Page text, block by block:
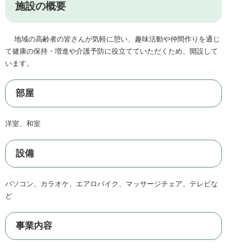
施設の概要
地域の高齢者の皆さんが気軽に憩い、趣味活動や仲間作りを通じ
て健康の保持・増進や介護予防に役立てていただくため、開設して
います。
部屋
洋室、和室
設備
パソコン、カラオケ、エアロバイク、マッサージチェア、テレビな
ど
事業内容